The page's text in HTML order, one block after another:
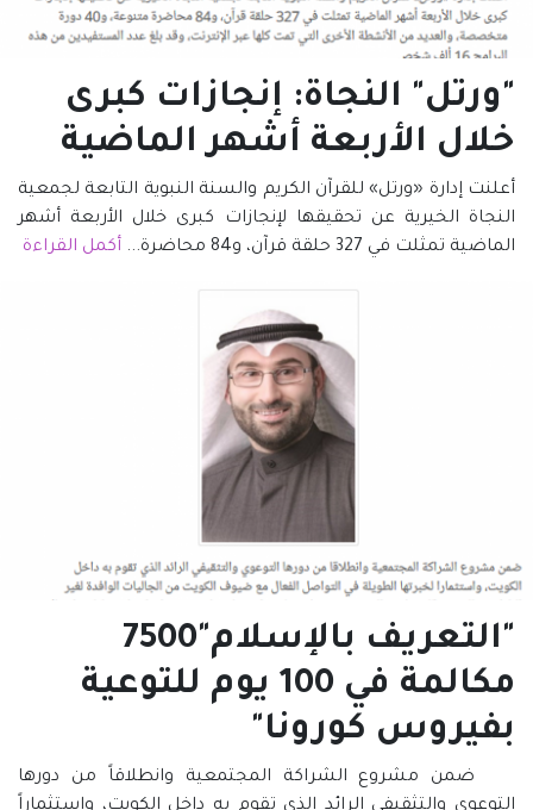
"ورتل" النجاة: إنجازات كبرى
خلال الأربعة أشهر الماضية
أعلنت إدارة «ورتل» للقرآن الكريم والسنة النبوية التابعة لجمعية
النجاة الخيرية عن تحقيقها لإنجازات كبرى خلال الأربعة أشهر
الماضية تمثلت في 327 حلقة قرآن، و84 محاضرة...
أكمل القراءة
"التعريف بالإسلام"7500
مكالمة في 100 يوم للتوعية
بفيروس كورونا"
ضمن مشروع الشراكة المجتمعية وانطلاقاً من دورها
التوعوي والتثقيفي الرائد الذي تقوم به داخل الكويت، واستثماراً